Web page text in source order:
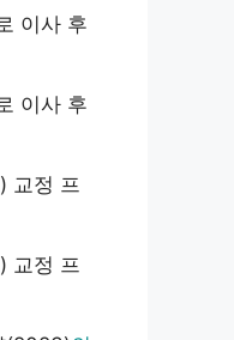
이사 후
이사 후
교정 프
교정 프